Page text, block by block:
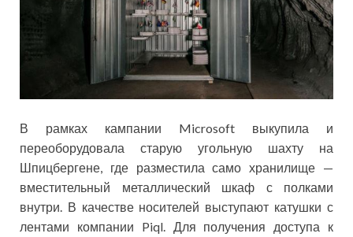
В рамках кампании Microsoft выкупила и
переоборудовала старую угольную шахту на
Шпицбергене, где разместила само хранилище —
вместительный металлический шкаф с полками
внутри. В качестве носителей выступают катушки с
лентами компании Piql. Для получения доступа к